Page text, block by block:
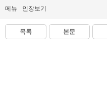
메뉴 인장보기
목록 본문